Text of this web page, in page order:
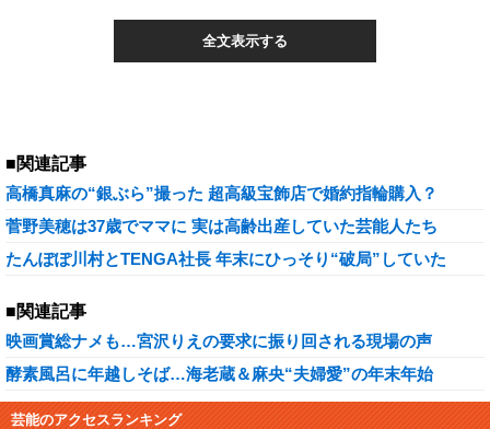
全文表示する
■関連記事
高橋真麻の“銀ぶら”撮った 超高級宝飾店で婚約指輪購入？
菅野美穂は37歳でママに 実は高齢出産していた芸能人たち
たんぽぽ川村とTENGA社長 年末にひっそり“破局”していた
■関連記事
映画賞総ナメも…宮沢りえの要求に振り回される現場の声
酵素風呂に年越しそば…海老蔵＆麻央“夫婦愛”の年末年始
芸能のアクセスランキング